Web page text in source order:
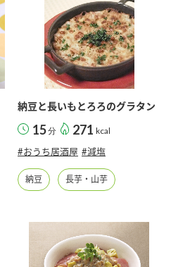
納豆と長いもとろろのグラタン
15分 271 kcal
#おうち居酒屋 #減塩
納豆 長芋・山芋